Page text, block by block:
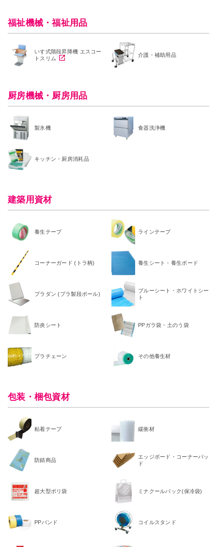
福祉機械・福祉用品
いす式階段昇降機 エスコー
トスリム
介護・補助用品
厨房機械・厨房用品
製氷機 食器洗浄機
キッチン・厨房消耗品
建築用資材
養生テープ ラインテープ
コーナーガード (トラ柄) 養生シート・養生ボード
プラダン (プラ製段ボール)
ブルーシート・ホワイトシー
ト
防炎シート PPガラ袋・土のう袋
プラチェーン その他養生材
包装・梱包資材
粘着テープ 緩衝材
防錆商品
エッジボード・コーナーパッ
ド
超大型ポリ袋 ミナクールパック(保冷袋)
PPバンド コイルスタンド